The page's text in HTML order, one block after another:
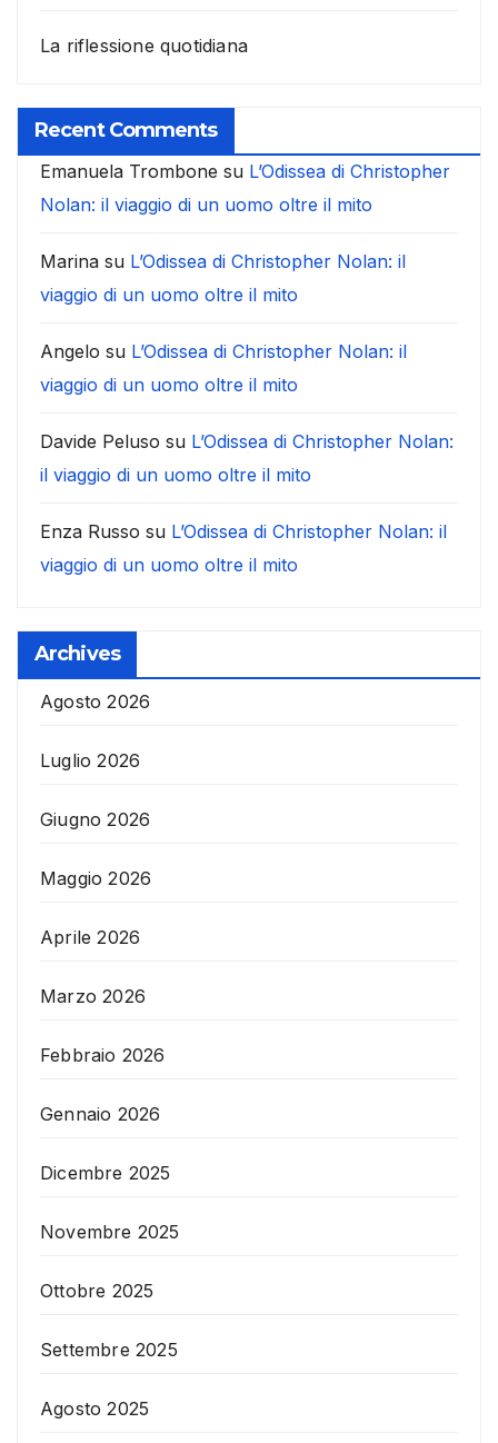
La riflessione quotidiana
Recent Comments
Emanuela Trombone su L’Odissea di Christopher
Nolan: il viaggio di un uomo oltre il mito
Marina su L’Odissea di Christopher Nolan: il
viaggio di un uomo oltre il mito
Angelo su L’Odissea di Christopher Nolan: il
viaggio di un uomo oltre il mito
Davide Peluso su L’Odissea di Christopher Nolan:
il viaggio di un uomo oltre il mito
Enza Russo su L’Odissea di Christopher Nolan: il
viaggio di un uomo oltre il mito
Archives
Agosto 2026
Luglio 2026
Giugno 2026
Maggio 2026
Aprile 2026
Marzo 2026
Febbraio 2026
Gennaio 2026
Dicembre 2025
Novembre 2025
Ottobre 2025
Settembre 2025
Agosto 2025